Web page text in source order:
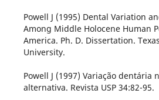
Powell J (1995) Dental Variation
Among Middle Holocene Human
America. Ph. D. Dissertation.
University.
Powell J (1997) Variação dentária
alternativa. Revista USP 34:82-95.